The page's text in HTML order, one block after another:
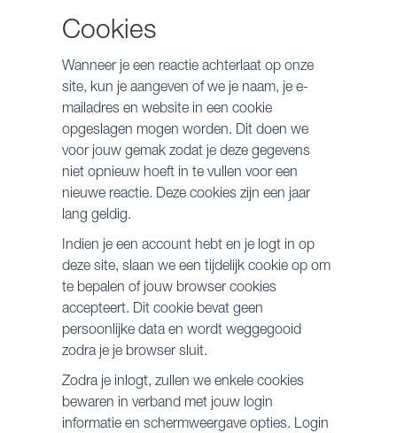
Cookies
Wanneer je een reactie achterlaat op onze
site, kun je aangeven of we je naam, je e-
mailadres en website in een cookie
opgeslagen mogen worden. Dit doen we
voor jouw gemak zodat je deze gegevens
niet opnieuw hoeft in te vullen voor een
nieuwe reactie. Deze cookies zijn een jaar
lang geldig.
Indien je een account hebt en je logt in op
deze site, slaan we een tijdelijk cookie op om
te bepalen of jouw browser cookies
accepteert. Dit cookie bevat geen
persoonlijke data en wordt weggegooid
zodra je je browser sluit.
Zodra je inlogt, zullen we enkele cookies
bewaren in verband met jouw login
informatie en schermweergave opties. Login